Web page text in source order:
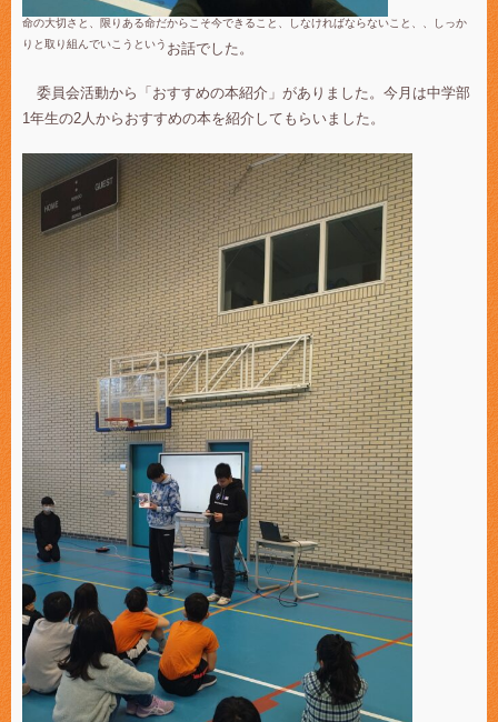
命の大切さと、限りある命だからこそ今できること、しなければならないこと、、しっか
りと取り組んでいこうという お話でした。
委員会活動から「おすすめの本紹介」がありました。今月は中学部
1年生の2人からおすすめの本を紹介してもらいました。